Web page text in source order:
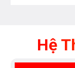
chuyển động
Hệ